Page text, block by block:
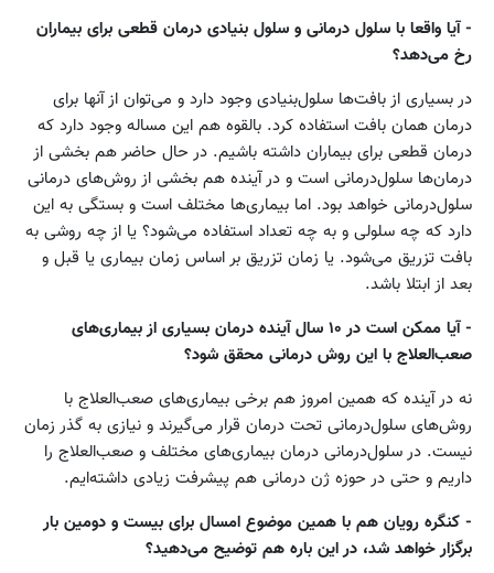
- آیا واقعا با سلول درمانی و سلول بنیادی درمان قطعی برای بیماران
رخ می‌دهد؟
در بسیاری از بافت‌ها سلول‌بنیادی وجود دارد و می‌توان از آنها برای
درمان همان بافت استفاده کرد. بالقوه هم این مساله وجود دارد که
درمان قطعی برای بیماران داشته باشیم. در حال حاضر هم بخشی از
درمان‌ها سلول‌درمانی است و در آینده هم بخشی از روش‌های درمانی
سلول‌درمانی خواهد بود. اما بیماری‌ها مختلف است و بستگی به این
دارد که چه سلولی و به چه تعداد استفاده می‌شود؟ یا از چه روشی به
بافت تزریق می‌شود. یا زمان تزریق بر اساس زمان بیماری یا قبل و
بعد از ابتلا باشد.
- آیا ممکن است در ۱۰ سال آینده درمان بسیاری از بیماری‌های
صعب‌العلاج با این روش درمانی محقق شود؟
نه در آینده که همین امروز هم برخی بیماری‌های صعب‌العلاج با
روش‌های سلول‌درمانی تحت درمان قرار می‌گیرند و نیازی به گذر زمان
نیست. در سلول‌درمانی درمان بیماری‌های مختلف و صعب‌العلاج را
داریم و حتی در حوزه ژن درمانی هم پیشرفت زیادی داشته‌ایم.
- کنگره رویان هم با همین موضوع امسال برای بیست و دومین بار
برگزار خواهد شد، در این باره هم توضیح می‌دهید؟